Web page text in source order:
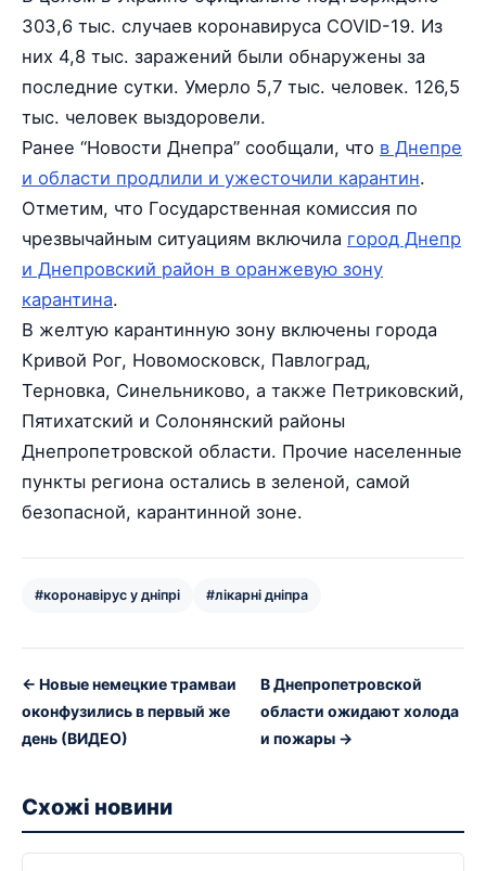
303,6 тыс. случаев коронавируса COVID-19. Из
них 4,8 тыс. заражений были обнаружены за
последние сутки. Умерло 5,7 тыс. человек. 126,5
тыс. человек выздоровели.
Ранее “Новости Днепра” сообщали, что в Днепре
и области продлили и ужесточили карантин.
Отметим, что Государственная комиссия по
чрезвычайным ситуациям включила город Днепр
и Днепровский район в оранжевую зону
карантина.
В желтую карантинную зону включены города
Кривой Рог, Новомосковск, Павлоград,
Терновка, Синельниково, а также Петриковский,
Пятихатский и Солонянский районы
Днепропетровской области. Прочие населенные
пункты региона остались в зеленой, самой
безопасной, карантинной зоне.
#коронавірус у дніпрі #лікарні дніпра
← Новые немецкие трамваи
оконфузились в первый же
день (ВИДЕО)
В Днепропетровской
области ожидают холода
и пожары →
Схожі новини